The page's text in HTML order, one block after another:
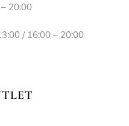
20:00
/ 16:00 – 20:00